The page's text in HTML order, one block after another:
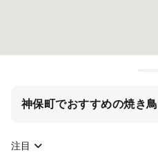
神保町でおすすめの焼き
注目